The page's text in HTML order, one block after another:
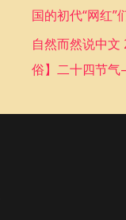
国的初代“网红”
自然而然说中文
俗】二十四节